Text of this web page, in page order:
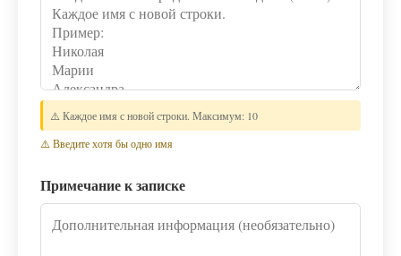
⚠️ Каждое имя с новой строки. Максимум: 10
⚠️ Введите хотя бы одно имя
Примечание к записке